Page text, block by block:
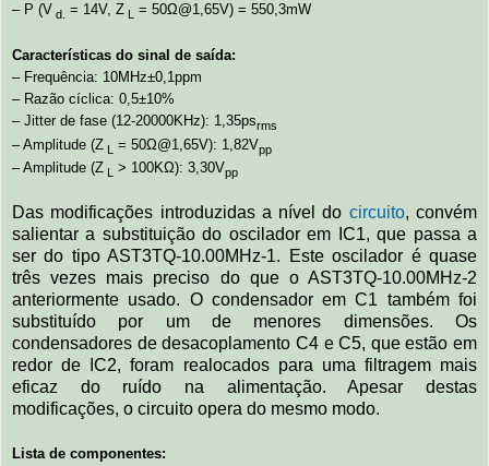
– P (V d. = 14V, Z L = 50Ω@1,65V) = 550,3mW
Características do sinal de saída:
– Frequência: 10MHz±0,1ppm
– Razão cíclica: 0,5±10%
– Jitter de fase (12-20000KHz): 1,35psrms
– Amplitude (Z L = 50Ω@1,65V): 1,82Vpp
– Amplitude (Z L > 100KΩ): 3,30Vpp
Das modificações introduzidas a nível do circuito, convém
salientar a substituição do oscilador em IC1, que passa a
ser do tipo AST3TQ-10.00MHz-1. Este oscilador é quase
três vezes mais preciso do que o AST3TQ-10.00MHz-2
anteriormente usado. O condensador em C1 também foi
substituído por um de menores dimensões. Os
condensadores de desacoplamento C4 e C5, que estão em
redor de IC2, foram realocados para uma filtragem mais
eficaz do ruído na alimentação. Apesar destas
modificações, o circuito opera do mesmo modo.
Lista de componentes: